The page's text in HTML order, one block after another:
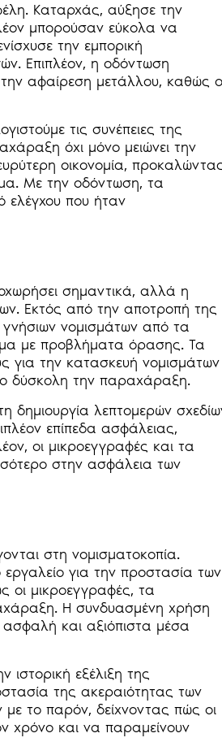
Καταρχάς, αύξησε την
μπορούσαν εύκολα να
την εμπορική
Επιπλέον, η οδόντωση
αφαίρεση μετάλλου, καθώς ο
τις συνέπειες της
όχι μόνο μειώνει την
οικονομία,
Με την οδόντωση, τα
ελέγχου που ήταν
σημαντικά, αλλά η
Εκτός από την αποτροπή της
νομισμάτων από τα
με προβλήματα όρασης. Τα
για την κατασκευή νομισμάτων
δύσκολη την παραχάραξη.
δημιουργία λεπτομερών
επίπεδα ασφάλειας,
οι μικροεγγραφές και τα
στην ασφάλεια των
στη νομισματοκοπία.
για την προστασία των
οι μικροεγγραφές, τα
Η συνδυασμένη χρήση
και αξιόπιστα μέσα
εξέλιξη της
της ακεραιότητας των
με το παρόν, δείχνοντας πώς οι
χρόνο και να παραμείνουν